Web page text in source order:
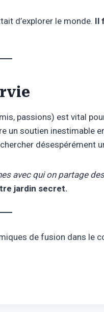
d’explorer le monde. Il
passions) est vital
un soutien inestimable
désespérément
avec qui on partage
jardin secret.
de fusion dans le